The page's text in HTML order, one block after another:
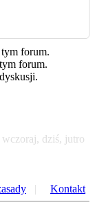
forum.
forum.
dziś, jutro
| Kontakt